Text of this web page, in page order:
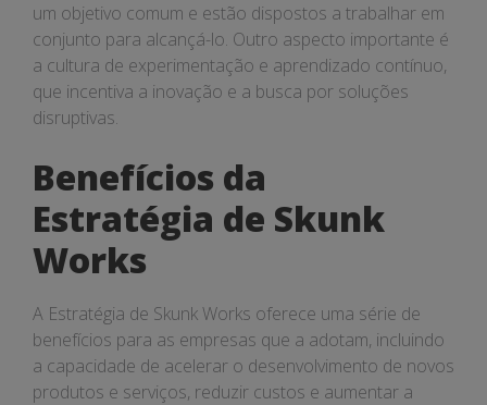
um objetivo comum e estão dispostos a trabalhar em
conjunto para alcançá-lo. Outro aspecto importante é
a cultura de experimentação e aprendizado contínuo,
que incentiva a inovação e a busca por soluções
disruptivas.
Benefícios da
Estratégia de Skunk
Works
A Estratégia de Skunk Works oferece uma série de
benefícios para as empresas que a adotam, incluindo
a capacidade de acelerar o desenvolvimento de novos
produtos e serviços, reduzir custos e aumentar a